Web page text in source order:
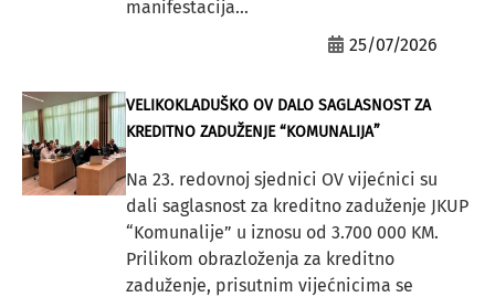
manifestacija...
25/07/2026
VELIKOKLADUŠKO OV DALO SAGLASNOST ZA
KREDITNO ZADUŽENJE “KOMUNALIJA”
Na 23. redovnoj sjednici OV vijećnici su
dali saglasnost za kreditno zaduženje JKUP
“Komunalije” u iznosu od 3.700 000 KM.
Prilikom obrazloženja za kreditno
zaduženje, prisutnim vijećnicima se